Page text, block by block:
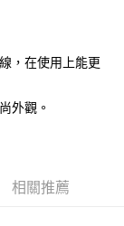
。 讓您購物簡單
可透過四大超商／
，在使用上能更
外觀。
相關推薦